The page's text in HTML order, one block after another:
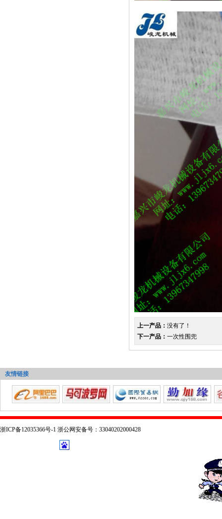
上一产品： 没有了！
下一产品： 一次性围兜
友情链接
浙ICP备12035366号-1 浙公网安备号：33040202000428